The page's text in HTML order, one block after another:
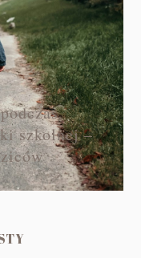
szkolnej –